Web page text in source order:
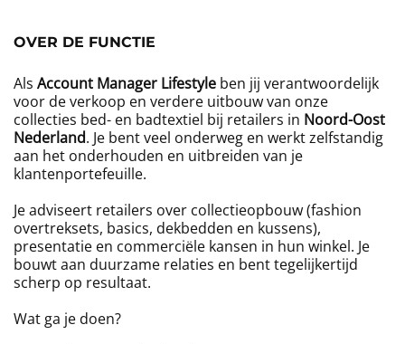
OVER DE FUNCTIE
Als Account Manager Lifestyle ben jij verantwoordelijk
voor de verkoop en verdere uitbouw van onze
collecties bed- en badtextiel bij retailers in Noord-Oost
Nederland. Je bent veel onderweg en werkt zelfstandig
aan het onderhouden en uitbreiden van je
klantenportefeuille.
Je adviseert retailers over collectieopbouw (fashion
overtreksets, basics, dekbedden en kussens),
presentatie en commerciële kansen in hun winkel. Je
bouwt aan duurzame relaties en bent tegelijkertijd
scherp op resultaat.
Wat ga je doen?